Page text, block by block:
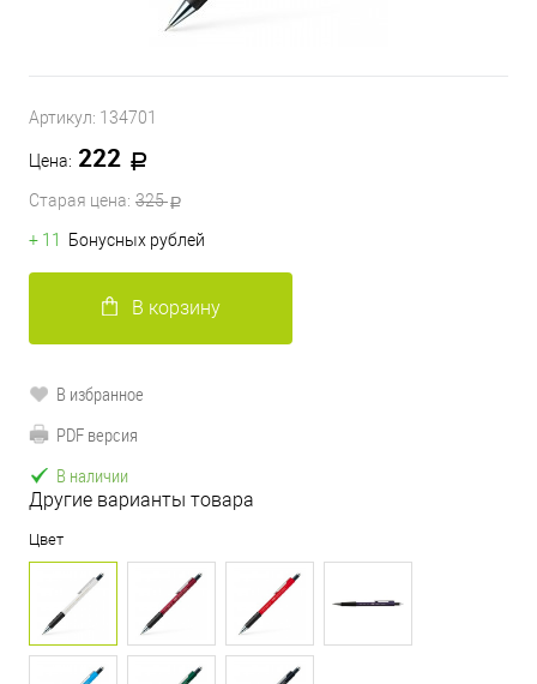
Артикул: 134701
Цена: 222
Старая цена: 325
+ 11 Бонусных рублей
В корзину
В избранное
PDF версия
В наличии
Другие варианты товара
Цвет